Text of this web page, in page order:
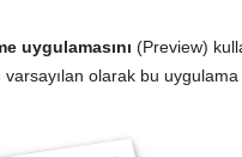
uygulamasını (Preview)
olarak bu uygulama